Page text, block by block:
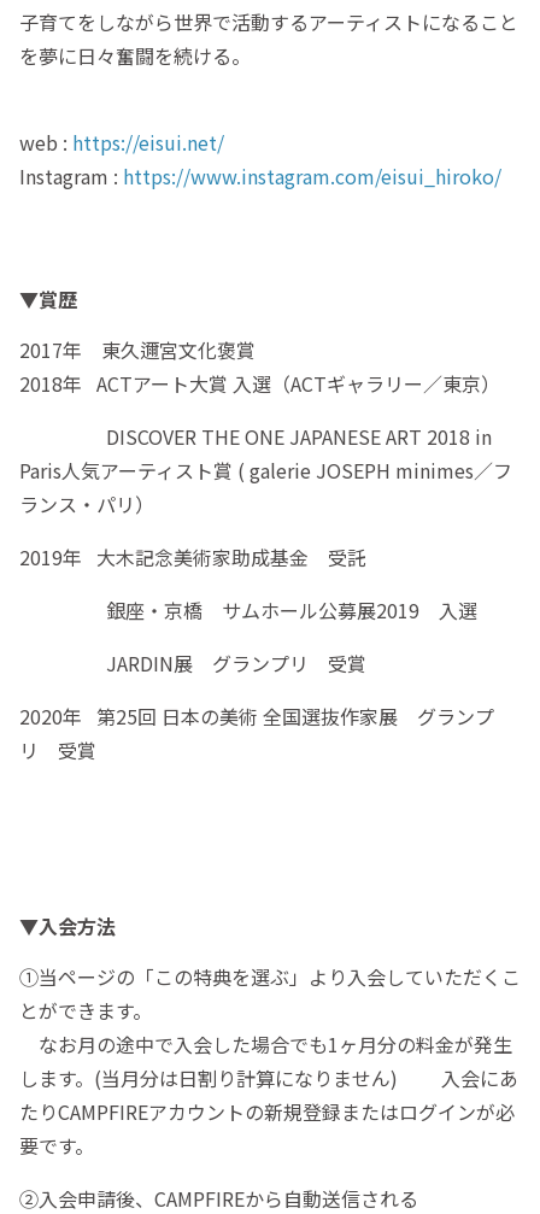
子育てをしながら世界で活動するアーティストになること
を夢に日々奮闘を続ける。
web : https://eisui.net/
Instagram : https://www.instagram.com/eisui_hiroko/
▼賞歴
2017年 東久邇宮文化褒賞
2018年 ACTアート大賞 入選（ACTギャラリー／東京）
DISCOVER THE ONE JAPANESE ART 2018 in
Paris人気アーティスト賞 ( galerie JOSEPH minimes／フ
ランス・パリ）
2019年 大木記念美術家助成基金 受託
銀座・京橋 サムホール公募展2019 入選
JARDIN展 グランプリ 受賞
2020年 第25回 日本の美術 全国選抜作家展 グランプ
リ 受賞
▼入会方法
①当ページの「この特典を選ぶ」より入会していただくこ
とができます。
なお月の途中で入会した場合でも1ヶ月分の料金が発生
します。(当月分は日割り計算になりません) 入会にあ
たりCAMPFIREアカウントの新規登録またはログインが必
要です。
②入会申請後、CAMPFIREから自動送信される